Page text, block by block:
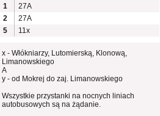
1
27A
2
27A
5
11x
x - Włókniarzy, Lutomierską, Klonową,
Limanowskiego
A
y - od Mokrej do zaj. Limanowskiego
Wszystkie przystanki na nocnych liniach
autobusowych są na żądanie.